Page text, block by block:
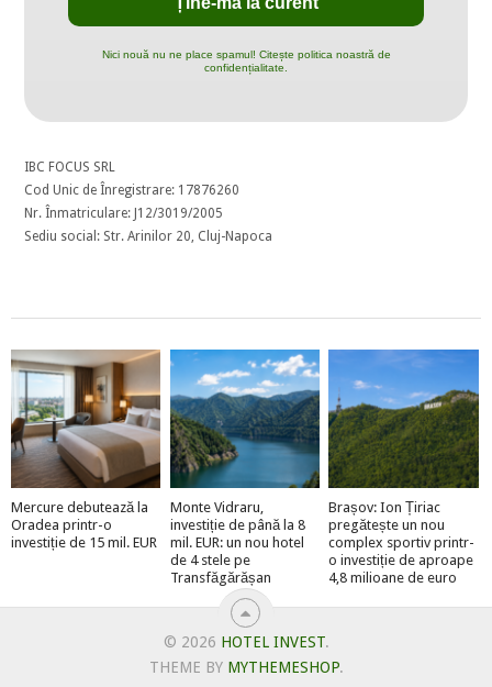
Nici nouă nu ne place spamul! Citește politica noastră de
confidențialitate.
IBC FOCUS SRL
Cod Unic de Înregistrare: 17876260
Nr. Înmatriculare: J12/3019/2005
Sediu social: Str. Arinilor 20, Cluj-Napoca
Mercure debutează la
Oradea printr-o
investiție de 15 mil. EUR
Monte Vidraru,
investiție de până la 8
mil. EUR: un nou hotel
de 4 stele pe
Transfăgărășan
Brașov: Ion Țiriac
pregătește un nou
complex sportiv printr-
o investiție de aproape
4,8 milioane de euro
© 2026 HOTEL INVEST.
THEME BY MYTHEMESHOP.